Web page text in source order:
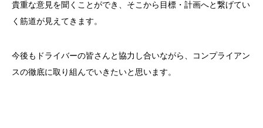
貴重な意見を聞くことができ、そこから目標・計画へと繋げてい
く筋道が見えてきます。
今後もドライバーの皆さんと協力し合いながら、コンプライアン
スの徹底に取り組んでいきたいと思います。